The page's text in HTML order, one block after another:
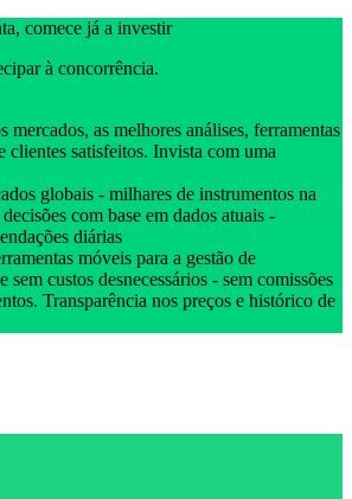
comece já a investir
à concorrência.
mercados, as melhores análises, ferramentas
clientes satisfeitos. Invista com uma
globais - milhares de instrumentos na
com base em dados atuais -
diárias
móveis para a gestão de
sem custos desnecessários - sem comissões
Transparência nos preços e histórico de